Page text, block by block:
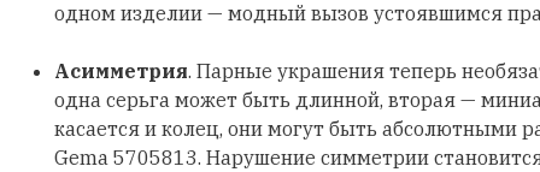
одном изделии — модный вызов устоявшимся
Асимметрия. Парные украшения теперь
одна серьга может быть длинной, вторая —
касается и колец, они могут быть абсолютными
Gema 5705813. Нарушение симметрии